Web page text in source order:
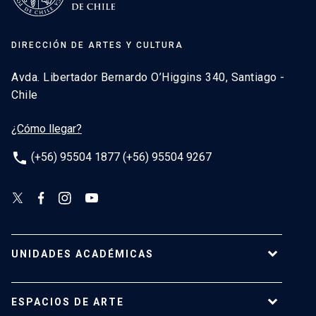
DIRECCIÓN DE ARTES Y CULTURA
Avda. Libertador Bernardo O’Higgins 340, Santiago -
Chile
¿Cómo llegar?
phone (+56) 95504 1877 (+56) 95504 9267
UNIDADES ACADÉMICAS
ESPACIOS DE ARTE